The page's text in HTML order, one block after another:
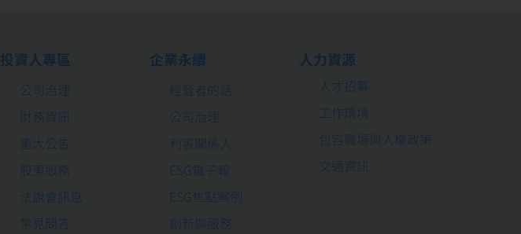
投資人專區
公司治理
財務資訊
重大公告
股東服務
法說會訊息
常見問答
企業永續
經營者的話
公司治理
利害關係人
ESG電子報
ESG焦點案例
創新與服務
人力資源
人才招募
工作環境
包容職場與人權政策
交通資訊